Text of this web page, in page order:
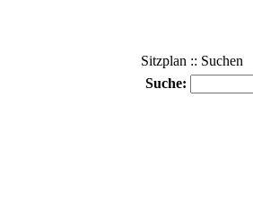
Sitzplan :: Suchen
Suche: